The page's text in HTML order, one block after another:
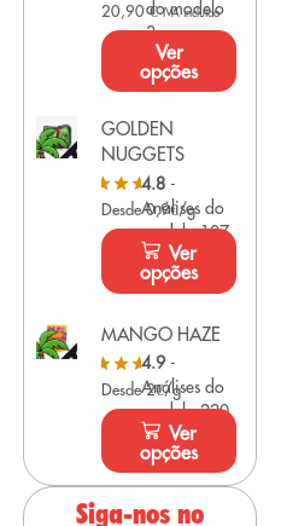
do modelo
3
20,90€ IVA incluído
Ver
opções
GOLDEN
NUGGETS
4.8 -
Análises do
modelo 107
Desde 0,9€/g
Ver
opções
MANGO HAZE
4.9-
Análises do
modelo 220
Desde 2€/g
Ver
opções
Siga-nos no